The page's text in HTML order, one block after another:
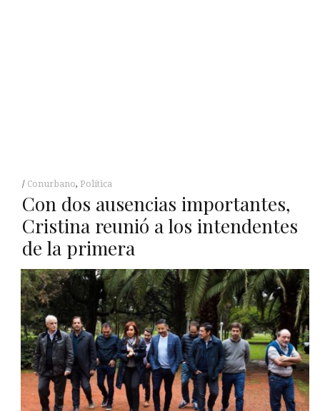
Conurbano, Política
Con dos ausencias importantes,
Cristina reunió a los intendentes
de la primera